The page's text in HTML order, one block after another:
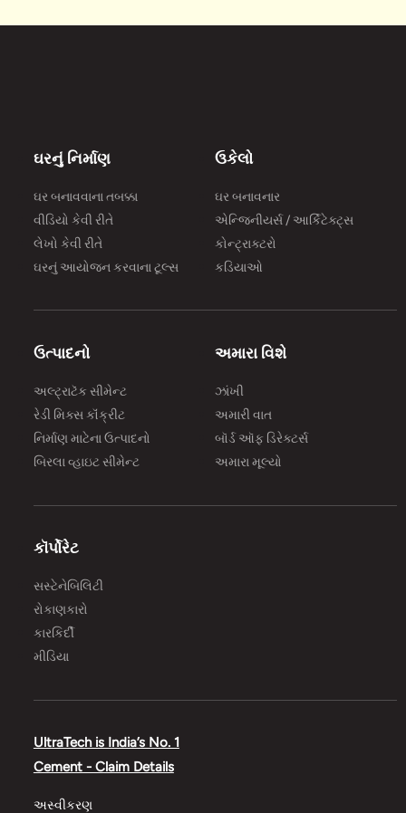
ઘરનું નિર્માણ
ઘર બનાવવાના તબક્કા
વીડિયો કેવી રીતે
લેખો કેવી રીતે
ઘરનું આયોજન કરવાના ટૂલ્સ
ઉકેલો
ઘર બનાવનાર
એન્જિનીયર્સ / આર્કિટેક્ટ્સ
કોન્ટ્રાક્ટરો
કડિયાઓ
ઉત્પાદનો
અલ્ટ્રાટૅક સીમેન્ટ
રેડી મિક્સ કૉંક્રીટ
નિર્માણ માટેના ઉત્પાદનો
બિરલા વ્હાઇટ સીમેન્ટ
અમારા વિશે
ઝાંખી
અમારી વાત
બૉર્ડ ઑફ ડિરેક્ટર્સ
અમારા મૂલ્યો
કૉર્પોરેટ
સસ્ટેનેબિલિટી
રોકાણકારો
કારકિર્દી
મીડિયા
UltraTech is India’s No. 1
Cement - Claim Details
અસ્વીકરણ